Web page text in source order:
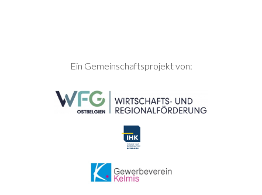
SEITENFUSSEin Gemeinschaftsprojekt von: